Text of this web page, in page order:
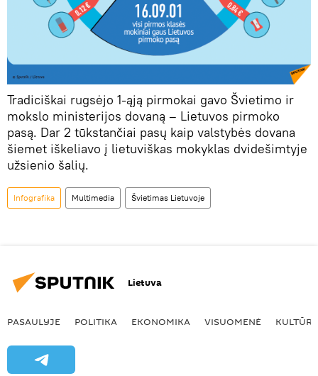
Tradiciškai rugsėjo 1-ąją pirmokai gavo Švietimo ir
mokslo ministerijos dovaną – Lietuvos pirmoko
pasą. Dar 2 tūkstančiai pasų kaip valstybės dovana
šiemet iškeliavo į lietuviškas mokyklas dvidešimtyje
užsienio šalių.
Infografika Multimedia Švietimas Lietuvoje
Lietuva
PASAULYJE POLITIKA EKONOMIKA VISUOMENĖ KULTŪRA